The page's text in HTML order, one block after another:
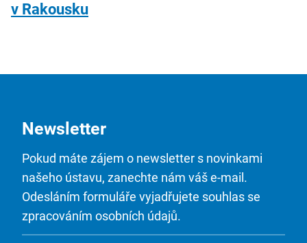
v Rakousku
Newsletter
Pokud máte zájem o newsletter s novinkami
našeho ústavu, zanechte nám váš e-mail.
Odesláním formuláře vyjadřujete souhlas se
zpracováním osobních údajů.